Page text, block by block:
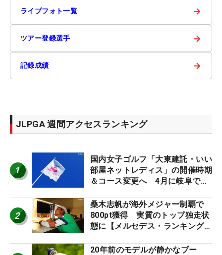
ライブフォト一覧 →
ツアー登録選手 →
記録成績 →
JLPGA 週間アクセスランキング
1
国内女子ゴルフ「大東建託・いい
部屋ネットレディス」の開催時期
＆コース変更へ 4月に岐阜で開
2
桑木志帆が海外メジャー制覇で
800pt獲得 実質のトップ独走状
態に【メルセデス・ランキング番
20年前のモデルが静かなブー